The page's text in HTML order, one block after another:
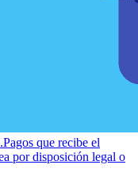
Pagos que recibe el
por disposición legal o